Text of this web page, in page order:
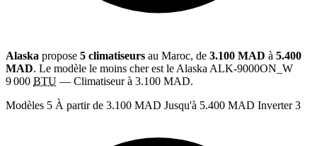
Alaska propose 5 climatiseurs au Maroc, de 3.100 MAD à 5.400
MAD. Le modèle le moins cher est le Alaska ALK-9000ON_W
9 000 BTU — Climatiseur à 3.100 MAD.
Modèles 5 À partir de 3.100 MAD Jusqu'à 5.400 MAD Inverter 3